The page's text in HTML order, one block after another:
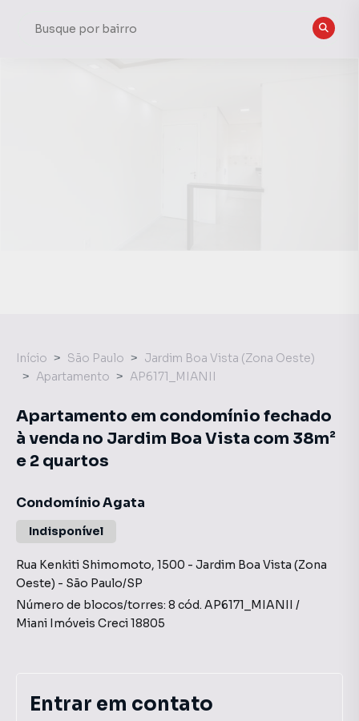
Início São Paulo
Jardim Boa Vista (Zona Oeste)
Apartamento
AP6171_MIANII
Apartamento em condomínio fechado
à venda no Jardim Boa Vista com 38m²
e 2 quartos
Condomínio Agata
Indisponível
Rua Kenkiti Shimomoto, 1500 - Jardim Boa Vista (Zona
Oeste) - São Paulo/SP
Número de blocos/torres: 8 cód. AP6171_MIANII /
Miani Imóveis Creci18805
Entrar em contato